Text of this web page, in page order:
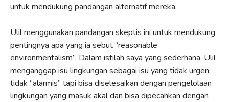
untuk mendukung pandangan alternatif mereka.
Ulil menggunakan pandangan skeptis ini untuk mendukung
pentingnya apa yang ia sebut “reasonable
environmentalism”. Dalam istilah saya yang sederhana, Ulil
menganggap isu lingkungan sebagai isu yang tidak urgen,
tidak “alarmis” tapi bisa diselesaikan dengan pengelolaan
lingkungan yang masuk akal dan bisa dipecahkan dengan